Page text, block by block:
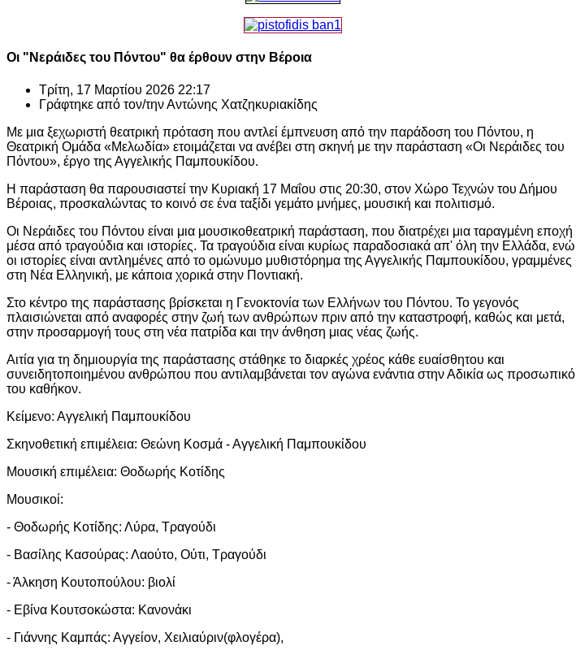
Οι "Νεράιδες του Πόντου" θα έρθουν στην Βέροια
Τρίτη, 17 Μαρτίου 2026 22:17
Γράφτηκε από τον/τηνΑντώνης Χατζηκυριακίδης
Με μια ξεχωριστή θεατρική πρόταση που αντλεί έμπνευση από την παράδοση του Πόντου, η
Θεατρική Ομάδα «Μελωδία» ετοιμάζεται να ανέβει στη σκηνή με την παράσταση «Οι Νεράιδες του
Πόντου», έργο της Αγγελικής Παμπουκίδου.
Η παράσταση θα παρουσιαστεί την Κυριακή 17 Μαΐου στις 20:30, στον Χώρο Τεχνών του Δήμου
Βέροιας, προσκαλώντας το κοινό σε ένα ταξίδι γεμάτο μνήμες, μουσική και πολιτισμό.
Οι Νεράιδες του Πόντου είναι μια μουσικοθεατρική παράσταση, που διατρέχει μια ταραγμένη εποχή
μέσα από τραγούδια και ιστορίες. Τα τραγούδια είναι κυρίως παραδοσιακά απ' όλη την Ελλάδα, ενώ
οι ιστορίες είναι αντλημένες από το ομώνυμο μυθιστόρημα της Αγγελικής Παμπουκίδου, γραμμένες
στη Νέα Ελληνική, με κάποια χορικά στην Ποντιακή.
Στο κέντρο της παράστασης βρίσκεται η Γενοκτονία των Ελλήνων του Πόντου. Το γεγονός
πλαισιώνεται από αναφορές στην ζωή των ανθρώπων πριν από την καταστροφή, καθώς και μετά,
στην προσαρμογή τους στη νέα πατρίδα και την άνθηση μιας νέας ζωής.
Αιτία για τη δημιουργία της παράστασης στάθηκε το διαρκές χρέος κάθε ευαίσθητου και
συνειδητοποιημένου ανθρώπου που αντιλαμβάνεται τον αγώνα ενάντια στην Αδικία ως προσωπικό
του καθήκον.
Κείμενο: Αγγελική Παμπουκίδου
Σκηνοθετική επιμέλεια: Θεώνη Κοσμά - Αγγελική Παμπουκίδου
Μουσική επιμέλεια: Θοδωρής Κοτίδης
Μουσικοί:
- Θοδωρής Κοτίδης: Λύρα, Τραγούδι
- Βασίλης Κασούρας: Λαούτο, Ούτι, Τραγούδι
- Άλκηση Κουτοπούλου: βιολί
- Εβίνα Κουτσοκώστα: Κανονάκι
- Γιάννης Καμπάς: Αγγείον, Χειλιαύριν(φλογέρα),